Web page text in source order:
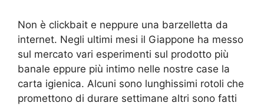
Non è clickbait e neppure una barzelletta da
internet. Negli ultimi mesi il Giappone ha messo
sul mercato vari esperimenti sul prodotto più
banale eppure più intimo nelle nostre case la
carta igienica. Alcuni sono lunghissimi rotoli che
promettono di durare settimane altri sono fatti